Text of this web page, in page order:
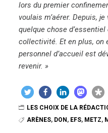
lors du premier
voulais m’aérer. Depuis,
quelque chose
collectivité. Et en plus, on
personnel d’accueil est
revenir. »
LES CHOIX DE LA
ARÈNES, DON, EFS, METZ,